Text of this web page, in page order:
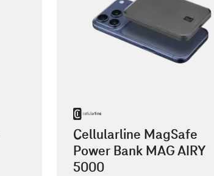
Cellularline MagSafe
Power Bank MAG AIRY
5000